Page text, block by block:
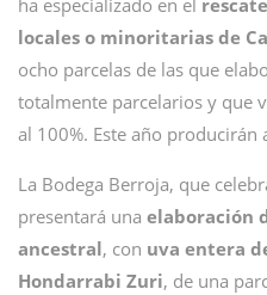
ha especializado en el
locales o minoritarias de
ocho parcelas de las que
totalmente parcelarios y que
al 100%. Este año
La Bodega Berroja, que
presentará una elaboración
ancestral, con uva entera
Hondarrabi Zuri, de una